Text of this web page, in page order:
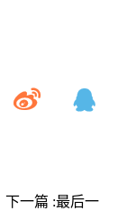
下一篇 :最后一